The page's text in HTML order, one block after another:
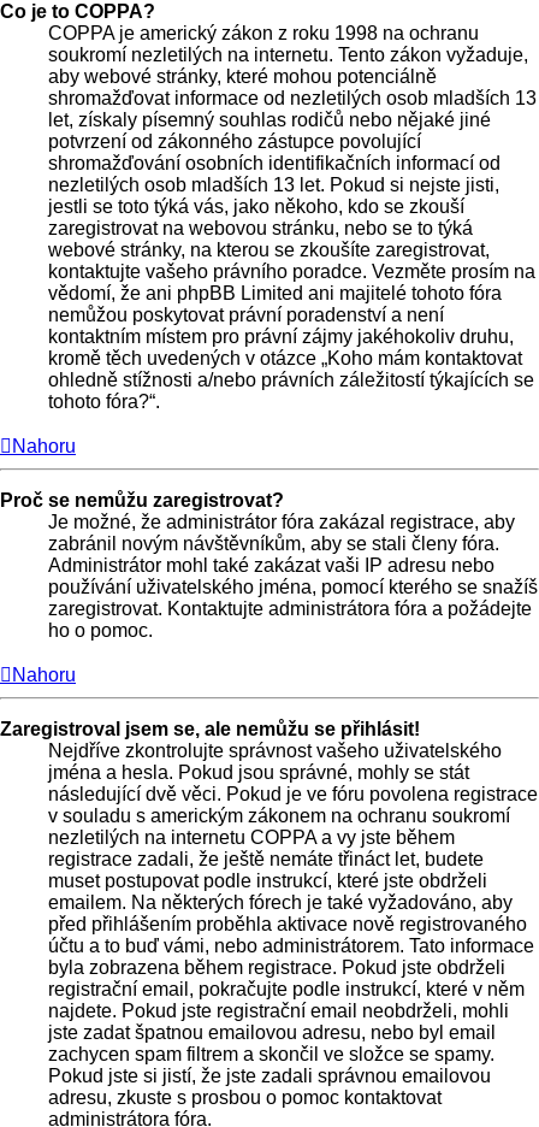
Co je to COPPA?
COPPA je americký zákon z roku 1998 na ochranu
soukromí nezletilých na internetu. Tento zákon vyžaduje,
aby webové stránky, které mohou potenciálně
shromažďovat informace od nezletilých osob mladších 13
let, získaly písemný souhlas rodičů nebo nějaké jiné
potvrzení od zákonného zástupce povolující
shromažďování osobních identifikačních informací od
nezletilých osob mladších 13 let. Pokud si nejste jisti,
jestli se toto týká vás, jako někoho, kdo se zkouší
zaregistrovat na webovou stránku, nebo se to týká
webové stránky, na kterou se zkoušíte zaregistrovat,
kontaktujte vašeho právního poradce. Vezměte prosím na
vědomí, že ani phpBB Limited ani majitelé tohoto fóra
nemůžou poskytovat právní poradenství a není
kontaktním místem pro právní zájmy jakéhokoliv druhu,
kromě těch uvedených v otázce „Koho mám kontaktovat
ohledně stížnosti a/nebo právních záležitostí týkajících se
tohoto fóra?“.
Nahoru
Proč se nemůžu zaregistrovat?
Je možné, že administrátor fóra zakázal registrace, aby
zabránil novým návštěvníkům, aby se stali členy fóra.
Administrátor mohl také zakázat vaši IP adresu nebo
používání uživatelského jména, pomocí kterého se snažíš
zaregistrovat. Kontaktujte administrátora fóra a požádejte
ho o pomoc.
Nahoru
Zaregistroval jsem se, ale nemůžu se přihlásit!
Nejdříve zkontrolujte správnost vašeho uživatelského
jména a hesla. Pokud jsou správné, mohly se stát
následující dvě věci. Pokud je ve fóru povolena registrace
v souladu s americkým zákonem na ochranu soukromí
nezletilých na internetu COPPA a vy jste během
registrace zadali, že ještě nemáte třináct let, budete
muset postupovat podle instrukcí, které jste obdrželi
emailem. Na některých fórech je také vyžadováno, aby
před přihlášením proběhla aktivace nově registrovaného
účtu a to buď vámi, nebo administrátorem. Tato informace
byla zobrazena během registrace. Pokud jste obdrželi
registrační email, pokračujte podle instrukcí, které v něm
najdete. Pokud jste registrační email neobdrželi, mohli
jste zadat špatnou emailovou adresu, nebo byl email
zachycen spam filtrem a skončil ve složce se spamy.
Pokud jste si jistí, že jste zadali správnou emailovou
adresu, zkuste s prosbou o pomoc kontaktovat
administrátora fóra.